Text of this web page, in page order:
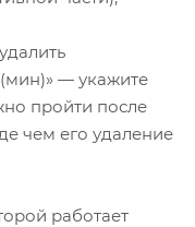
— укажите
пройти после
чем его удаление
работает